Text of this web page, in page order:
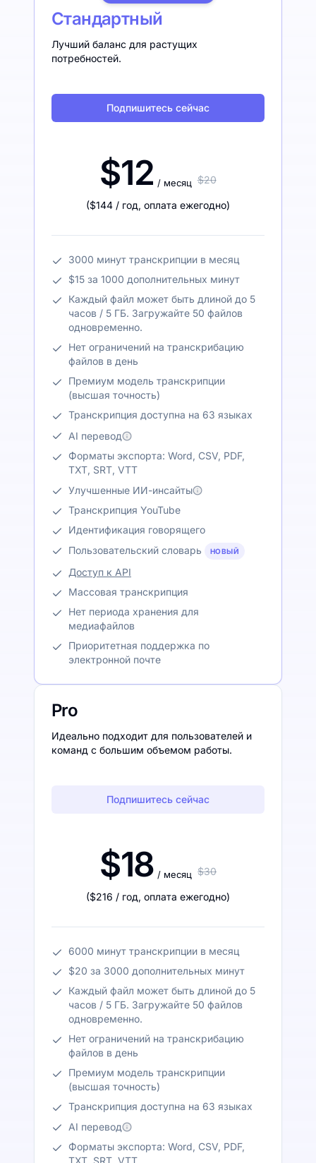
Стандартный
Лучший баланс для растущих
потребностей.
Подпишитесь сейчас
$12 / месяц $20
($144 / год, оплата ежегодно)
3000 минут транскрипции в месяц
$15 за 1000 дополнительных минут
Каждый файл может быть длиной до 5
часов / 5 ГБ. Загружайте 50 файлов
одновременно.
Нет ограничений на транскрибацию
файлов в день
Премиум модель транскрипции
(высшая точность)
Транскрипция доступна на 63 языках
AI перевод
Форматы экспорта: Word, CSV, PDF,
TXT, SRT, VTT
Улучшенные ИИ-инсайты
Транскрипция YouTube
Идентификация говорящего
Пользовательский словарь
НОВЫЙ
Доступ к API
Массовая транскрипция
Нет периода хранения для
медиафайлов
Приоритетная поддержка по
электронной почте
Pro
Идеально подходит для пользователей и
команд с большим объемом работы.
Подпишитесь сейчас
$18 / месяц $30
($216 / год, оплата ежегодно)
6000 минут транскрипции в месяц
$20 за 3000 дополнительных минут
Каждый файл может быть длиной до 5
часов / 5 ГБ. Загружайте 50 файлов
одновременно.
Нет ограничений на транскрибацию
файлов в день
Премиум модель транскрипции
(высшая точность)
Транскрипция доступна на 63 языках
AI перевод
Форматы экспорта: Word, CSV, PDF,
TXT, SRT, VTT